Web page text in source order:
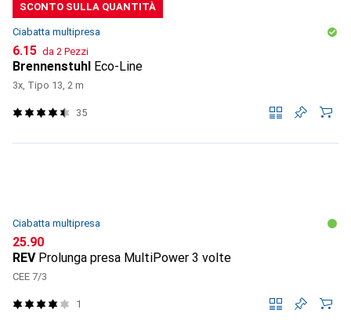
SCONTO SULLA QUANTITÀ
Ciabatta multipresa
CHF
6.15 da 2 Pezzi
Brennenstuhl Eco-Line
3x, Tipo 13, 2 m
35
Ciabatta multipresa
CHF
25.90
REV Prolunga presa MultiPower 3 volte
CEE 7/3
1